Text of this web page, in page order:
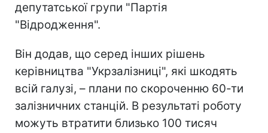
депутатської групи "Партія
"Відродження".
Він додав, що серед інших рішень
керівництва "Укрзалізниці", які шкодять
всій галузі, – плани по скороченню 60-ти
залізничних станцій. В результаті роботу
можуть втратити близько 100 тисяч